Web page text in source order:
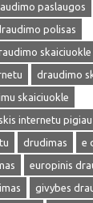
paslaugos
polisas
draudimo
skaiciuokle
internetu pigiau
drudimas
e
europinis
givybes